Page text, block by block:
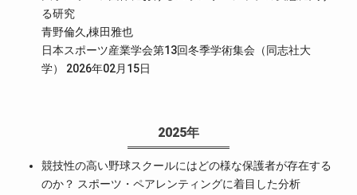
る研究
青野倫久,棟田雅也
日本スポーツ産業学会第13回冬季学術集会（同志社大
学） 2026年02月15日
2025年
競技性の高い野球スクールにはどの様な保護者が存在する
のか？ スポーツ・ペアレンティングに着目した分析